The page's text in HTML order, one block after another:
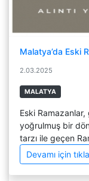
Malatya’da Eski
2.03.2025
MALATYA
Eski
yoğrulmuş bir
tarzı ile geçen
Devamı için